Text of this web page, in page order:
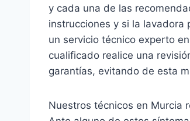
y cada una de las
instrucciones y si la
un servicio técnico experto en
cualificado realice una
garantías, evitando de esta
Nuestros técnicos en Murcia